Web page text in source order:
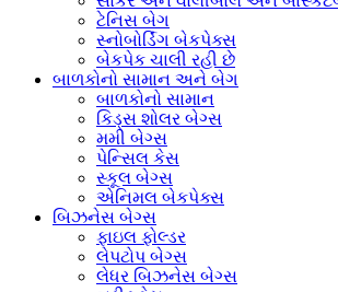
ટેનિસ બેગ
સ્નોબોર્ડિંગ બેકપેક્સ
બેકપેક ચાલી રહી છે
બાળકોનો સામાન અને બેગ
બાળકોનો સામાન
કિડ્સ શોલર બેગ્સ
મમી બેગ્સ
પેન્સિલ કેસ
સ્કૂલ બેગ્સ
એનિમલ બેકપેક્સ
બિઝનેસ બેગ્સ
ફાઇલ ફોલ્ડર
લેપટોપ બેગ્સ
લેધર બિઝનેસ બેગ્સ